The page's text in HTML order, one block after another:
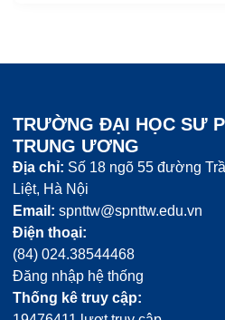
TRƯỜNG ĐẠI HỌC SƯ
TRUNG ƯƠNG
Địa chỉ: Số 18 ngõ 55 đường
Liệt, Hà Nội
Email: spnttw@spnttw.edu.vn
Điện thoại:
(84) 024.38544468
Đăng nhập hệ thống
Thống kê truy cập: